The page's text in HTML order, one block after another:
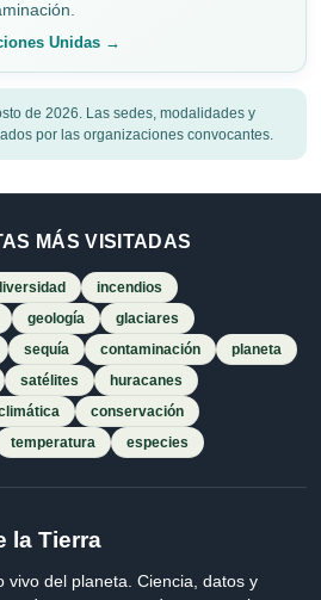
Unidas →
de 2026. Las sedes, modalidades y
por las organizaciones convocantes.
MÁS VISITADAS
incendios
geología
glaciares
sequía contaminación
planeta
satélites
huracanes
conservación
temperatura especies
la Tierra
vivo del planeta. Ciencia, datos y